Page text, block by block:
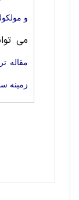
و
می
مقاله
زمینه